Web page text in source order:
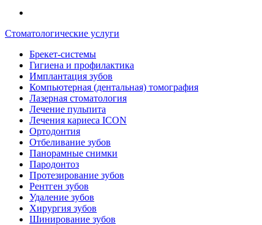
Стоматологические услуги
Брекет-системы
Гигиена и профилактика
Имплантация зубов
Компьютерная (дентальная) томография
Лазерная стоматология
Лечение пульпита
Лечения кариеса ICON
Ортодонтия
Отбеливание зубов
Панорамные снимки
Пародонтоз
Протезирование зубов
Рентген зубов
Удаление зубов
Хирургия зубов
Шинирование зубов